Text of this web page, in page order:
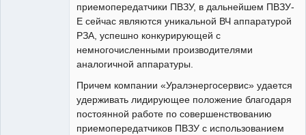
приемопередатчики ПВЗУ, в дальнейшем ПВЗУ-
Е сейчас являются уникальной ВЧ аппаратурой
РЗА, успешно конкурирующей с
немногочисленными производителями
аналогичной аппаратуры.
Причем компании «Уралэнергосервис» удается
удерживать лидирующее положение благодаря
постоянной работе по совершенствованию
приемопередатчиков ПВЗУ с использованием